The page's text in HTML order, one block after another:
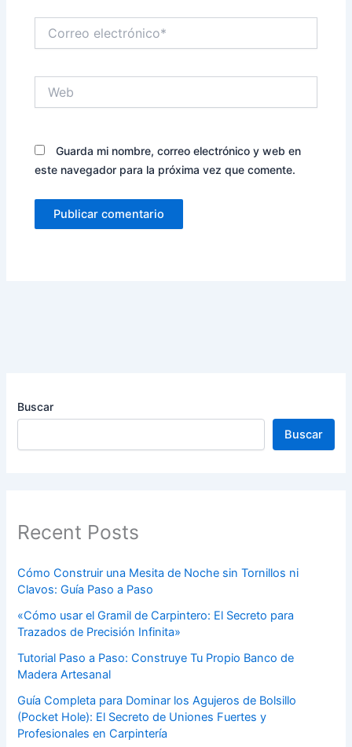
electrónico*
Guarda mi nombre, correo electrónico y web en
este navegador para la próxima vez que comente.
Buscar
Buscar
Recent Posts
Cómo Construir una Mesita de Noche sin Tornillos ni
Clavos: Guía Paso a Paso
«Cómo usar el Gramil de Carpintero: El Secreto para
Trazados de Precisión Infinita»
Tutorial Paso a Paso: Construye Tu Propio Banco de
Madera Artesanal
Guía Completa para Dominar los Agujeros de Bolsillo
(Pocket Hole): El Secreto de Uniones Fuertes y
Profesionales en Carpintería